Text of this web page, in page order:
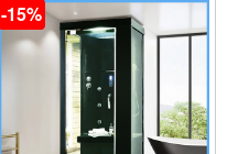
-15%